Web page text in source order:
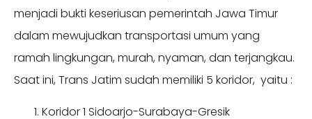
menjadi bukti keseriusan pemerintah Jawa Timur
dalam mewujudkan transportasi umum yang
ramah lingkungan, murah, nyaman, dan terjangkau.
Saat ini, Trans Jatim sudah memiliki 5 koridor, yaitu :
Koridor 1 Sidoarjo-Surabaya-Gresik